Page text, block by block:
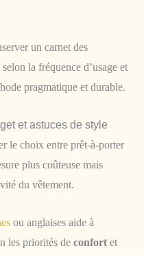
un carnet des
la fréquence d’usage et
pragmatique et durable.
et astuces de style
le choix entre prêt-à-porter
plus coûteuse mais
du vêtement.
ou anglaises aide à
les priorités de confort et